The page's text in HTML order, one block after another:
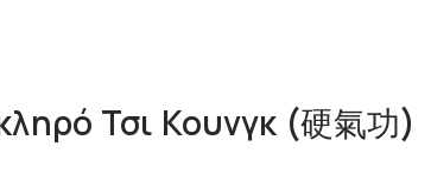
Τσι Κουνγκ (硬氣功)